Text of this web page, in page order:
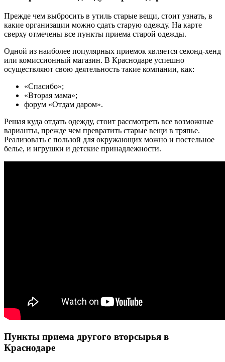
Прежде чем выбросить в утиль старые вещи, стоит узнать, в
какие организации можно сдать старую одежду. На карте
сверху отмечены все пункты приема старой одежды.
Одной из наиболее популярных приемок является секонд-хенд
или комиссионный магазин. В Краснодаре успешно
осуществляют свою деятельность такие компании, как:
«Спасибо»;
«Вторая мама»;
форум «Отдам даром».
Решая куда отдать одежду, стоит рассмотреть все возможные
варианты, прежде чем превратить старые вещи в тряпье.
Реализовать с пользой для окружающих можно и постельное
белье, и игрушки и детские принадлежности.
Пункты приема другого вторсырья в
Краснодаре